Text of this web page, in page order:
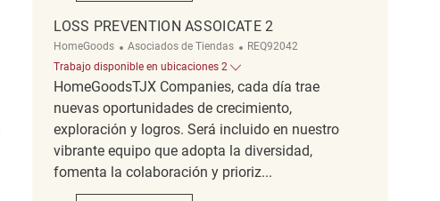
LOSS PREVENTION ASSOICATE 2
HomeGoods Categoría
Asociados de Tiendas ReqId
REQ92042
Trabajo disponible en ubicaciones 2
HomeGoodsTJX Companies, cada día trae
nuevas oportunidades de crecimiento,
exploración y logros. Será incluido en nuestro
vibrante equipo que adopta la diversidad,
fomenta la colaboración y prioriz...